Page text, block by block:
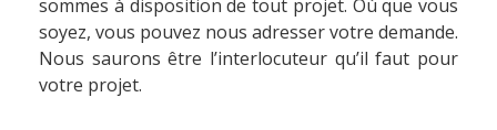
sommes à disposition de tout projet. Où que vous
soyez, vous pouvez nous adresser votre demande.
Nous saurons être l’interlocuteur qu’il faut pour
votre projet.